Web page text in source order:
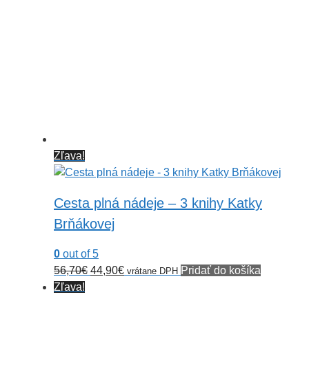
Zľava!
Cesta plná nádeje – 3 knihy Katky
Brňákovej
0 out of 5
56,70€ Pôvodná
44,90€Aktuálna
vrátane DPH Pridať do košíka
Zľava!